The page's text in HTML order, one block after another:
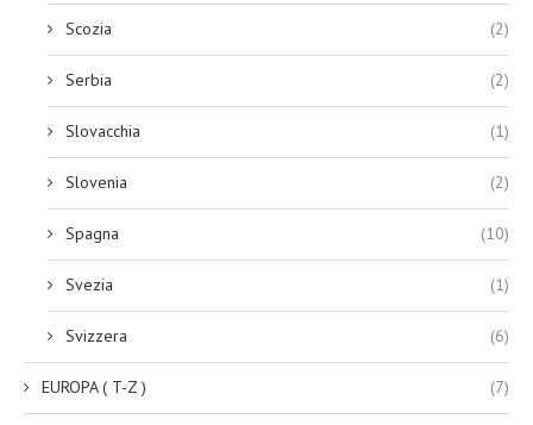
Scozia (2)
Serbia (2)
Slovacchia (1)
Slovenia (2)
Spagna (10)
Svezia (1)
Svizzera (6)
EUROPA ( T-Z ) (7)